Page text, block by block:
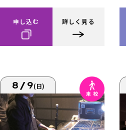
申し込む 詳しく見る
8/9(日)